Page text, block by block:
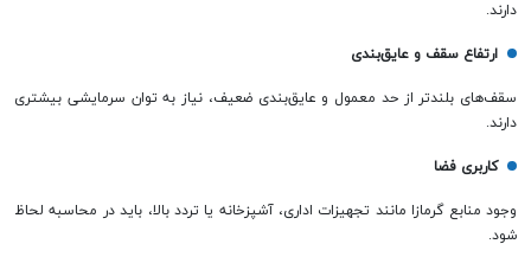
دارند.
ارتفاع سقف و عایق‌بندی
سقف‌های بلندتر از حد معمول و عایق‌بندی ضعیف، نیاز به توان سرمایشی بیشتری
دارند.
کاربری فضا
وجود منابع گرمازا مانند تجهیزات اداری، آشپزخانه یا تردد بالا، باید در محاسبه لحاظ
شود.